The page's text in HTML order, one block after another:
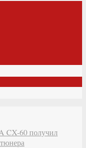
CX-60 получил